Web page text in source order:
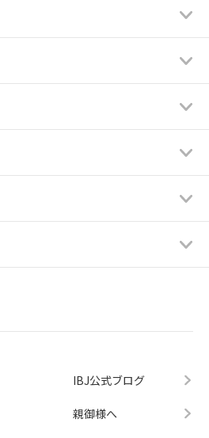
IBJ公式ブログ
親御様へ